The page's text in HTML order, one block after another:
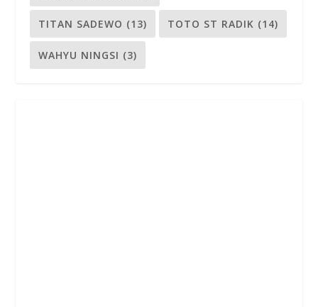
TITAN SADEWO (13) TOTO ST RADIK (14)
WAHYU NINGSI (3)